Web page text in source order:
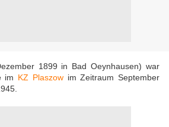
1899 in Bad Oeynhausen) war
im KZ Plaszowim Zeitraum September